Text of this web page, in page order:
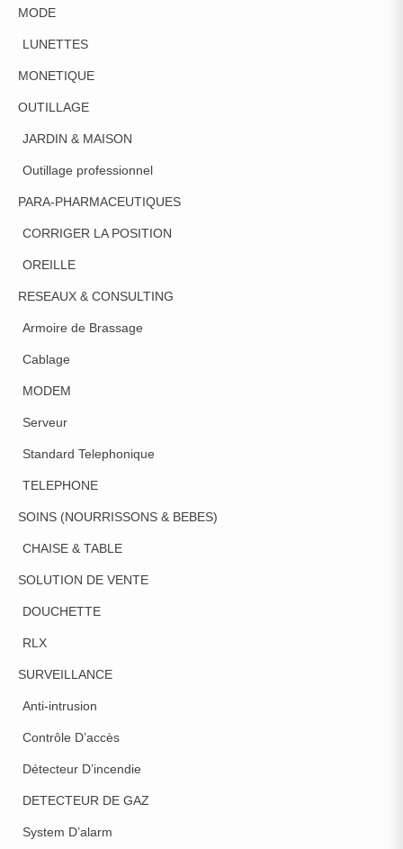
MODE
LUNETTES
MONETIQUE
OUTILLAGE
JARDIN & MAISON
Outillage professionnel
PARA-PHARMACEUTIQUES
CORRIGER LA POSITION
OREILLE
RESEAUX & CONSULTING
Armoire de Brassage
Cablage
MODEM
Serveur
Standard Telephonique
TELEPHONE
SOINS (NOURRISSONS & BEBES)
CHAISE & TABLE
SOLUTION DE VENTE
DOUCHETTE
RLX
SURVEILLANCE
Anti-intrusion
Contrôle D’accès
Détecteur D’incendie
DETECTEUR DE GAZ
System D’alarm